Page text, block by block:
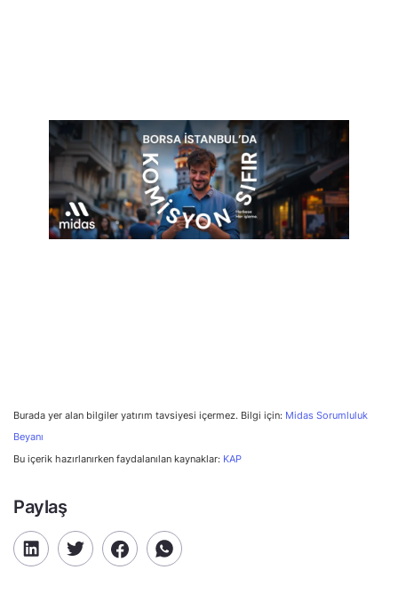
Burada yer alan bilgiler yatırım tavsiyesi içermez. Bilgi için: Midas Sorumluluk
Beyanı
Bu içerik hazırlanırken faydalanılan kaynaklar: KAP
Paylaş